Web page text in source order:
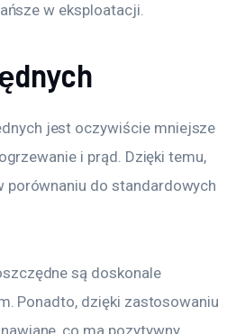
w eksploatacji.
jest oczywiście mniejsze
i prąd. Dzięki temu,
porównaniu do standardowych
są doskonale
Ponadto, dzięki zastosowaniu